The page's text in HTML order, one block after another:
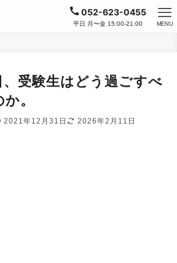
052-623-0455
平日 月〜金 15:00-21:00 MENU
、受験生はどう過ごすべ
。
2021年12月31日 2026年2月11日